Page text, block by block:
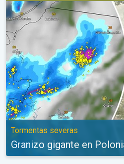
Granizo gigante en Polonia.
Tormentas severas
Granizo gigante en